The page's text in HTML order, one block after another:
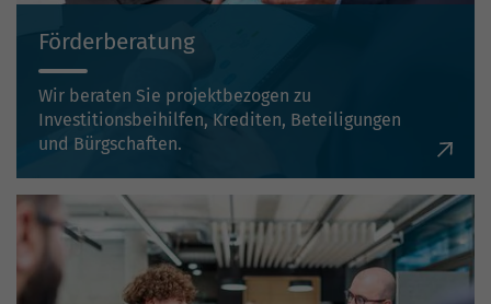
Förderberatung
Wir beraten Sie projektbezogen zu
Investitionsbeihilfen, Krediten, Beteiligungen
und Bürgschaften.